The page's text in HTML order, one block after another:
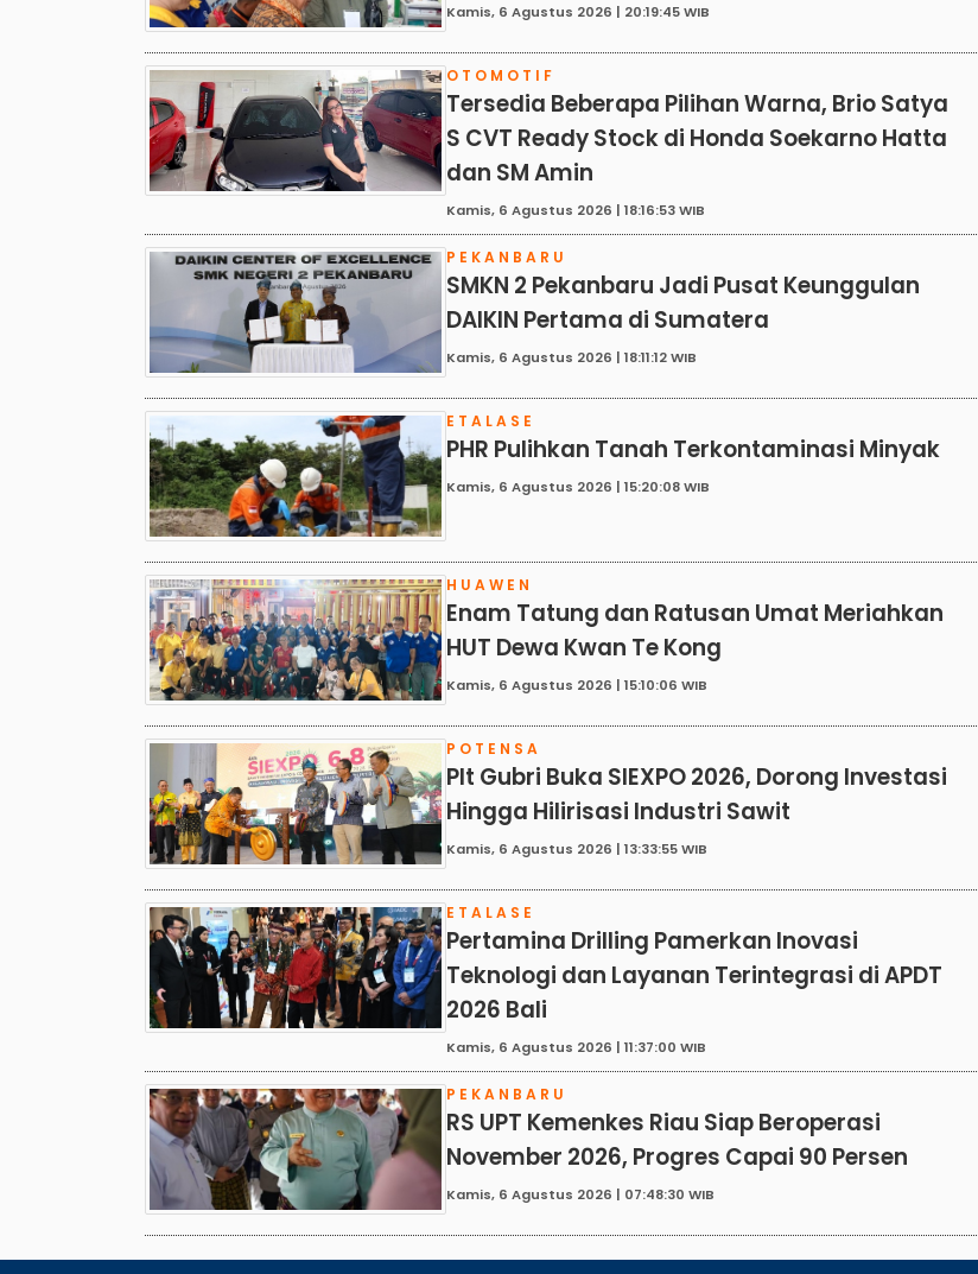
Kamis, 6 Agustus 2026 | 20:19:45 WIB
OTOMOTIF
Tersedia Beberapa Pilihan Warna, Brio Satya
S CVT Ready Stock di Honda Soekarno Hatta
dan SM Amin
Kamis, 6 Agustus 2026 | 18:16:53 WIB
PEKANBARU
SMKN 2 Pekanbaru Jadi Pusat Keunggulan
DAIKIN Pertama di Sumatera
Kamis, 6 Agustus 2026 | 18:11:12 WIB
ETALASE
PHR Pulihkan Tanah Terkontaminasi Minyak
Kamis, 6 Agustus 2026 | 15:20:08 WIB
HUAWEN
Enam Tatung dan Ratusan Umat Meriahkan
HUT Dewa Kwan Te Kong
Kamis, 6 Agustus 2026 | 15:10:06 WIB
POTENSA
Plt Gubri Buka SIEXPO 2026, Dorong Investasi
Hingga Hilirisasi Industri Sawit
Kamis, 6 Agustus 2026 | 13:33:55 WIB
ETALASE
Pertamina Drilling Pamerkan Inovasi
Teknologi dan Layanan Terintegrasi di APDT
2026 Bali
Kamis, 6 Agustus 2026 | 11:37:00 WIB
PEKANBARU
RS UPT Kemenkes Riau Siap Beroperasi
November 2026, Progres Capai 90 Persen
Kamis, 6 Agustus 2026 | 07:48:30 WIB